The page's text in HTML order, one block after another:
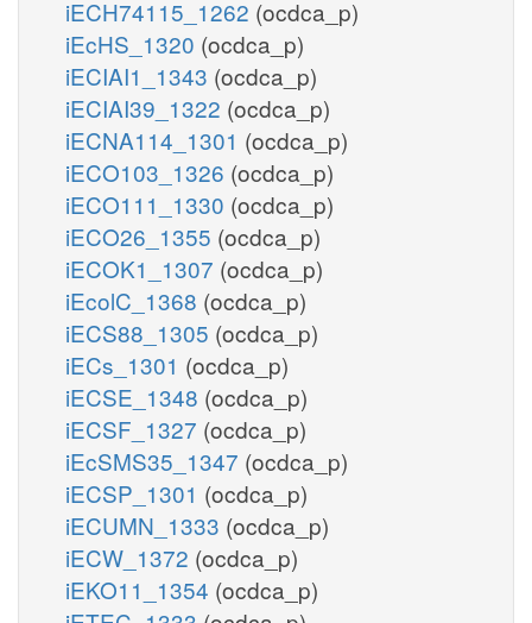
iECH74115_1262 (ocdca_p)
iEcHS_1320 (ocdca_p)
iECIAI1_1343 (ocdca_p)
iECIAI39_1322 (ocdca_p)
iECNA114_1301 (ocdca_p)
iECO103_1326 (ocdca_p)
iECO111_1330 (ocdca_p)
iECO26_1355 (ocdca_p)
iECOK1_1307 (ocdca_p)
iEcolC_1368 (ocdca_p)
iECS88_1305 (ocdca_p)
iECs_1301 (ocdca_p)
iECSE_1348 (ocdca_p)
iECSF_1327 (ocdca_p)
iEcSMS35_1347 (ocdca_p)
iECSP_1301 (ocdca_p)
iECUMN_1333 (ocdca_p)
iECW_1372 (ocdca_p)
iEKO11_1354 (ocdca_p)